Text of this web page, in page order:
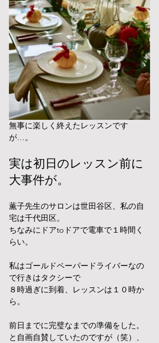
無事に楽しく終えたレッスンです
が…。
実は初日のレッスン前に
大事件が。
薫子先生のサロンは世田谷区、私の自
宅は千代田区。
ちなみにドアtoドアで電車で１時間く
らい。
私はゴールドペーパードライバーなの
で行きはタクシーで
８時過ぎに到着、レッスンは１０時か
ら。
前日までに完璧なまでの準備をした。
と自画自賛していたのですが（笑）、